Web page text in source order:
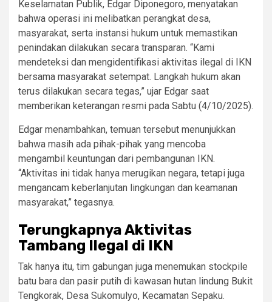
Keselamatan Publik, Edgar Diponegoro, menyatakan
bahwa operasi ini melibatkan perangkat desa,
masyarakat, serta instansi hukum untuk memastikan
penindakan dilakukan secara transparan. “Kami
mendeteksi dan mengidentifikasi aktivitas ilegal di IKN
bersama masyarakat setempat. Langkah hukum akan
terus dilakukan secara tegas,” ujar Edgar saat
memberikan keterangan resmi pada Sabtu (4/10/2025).
Edgar menambahkan, temuan tersebut menunjukkan
bahwa masih ada pihak-pihak yang mencoba
mengambil keuntungan dari pembangunan IKN.
“Aktivitas ini tidak hanya merugikan negara, tetapi juga
mengancam keberlanjutan lingkungan dan keamanan
masyarakat,” tegasnya.
Terungkapnya Aktivitas
Tambang Ilegal di IKN
Tak hanya itu, tim gabungan juga menemukan stockpile
batu bara dan pasir putih di kawasan hutan lindung Bukit
Tengkorak, Desa Sukomulyo, Kecamatan Sepaku.